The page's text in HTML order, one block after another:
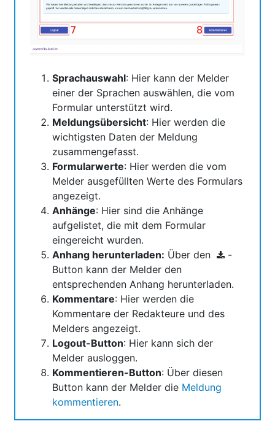
Sprachauswahl: Hier kann der Melder
einer der Sprachen auswählen, die vom
Formular unterstützt wird.
Meldungsübersicht: Hier werden die
wichtigsten Daten der Meldung
zusammengefasst.
Formularwerte: Hier werden die vom
Melder ausgefüllten Werte des Formulars
angezeigt.
Anhänge: Hier sind die Anhänge
aufgelistet, die mit dem Formular
eingereicht wurden.
Anhang herunterladen: Über den
-
Button kann der Melder den
entsprechenden Anhang herunterladen.
Kommentare: Hier werden die
Kommentare der Redakteure und des
Melders angezeigt.
Logout-Button: Hier kann sich der
Melder ausloggen.
Kommentieren-Button: Über diesen
Button kann der Melder die Meldung
kommentieren.